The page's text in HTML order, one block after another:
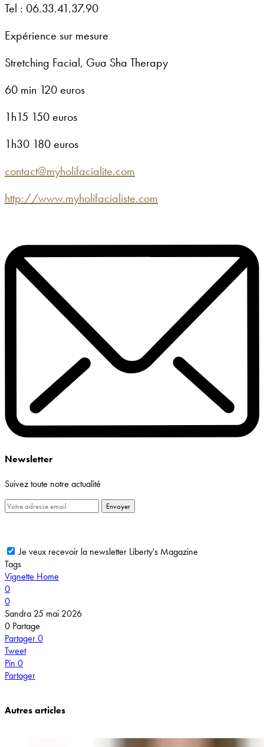
Tel : 06.33.41.37.90
Expérience sur mesure
Stretching Facial, Gua Sha Therapy
60 min 120 euros
1h15 150 euros
1h30 180 euros
contact@myholifacialite.com
http://www.myholifacialiste.com
Newsletter
Suivez toute notre actualité
Envoyer
Je veux recevoir la newsletter Liberty's Magazine
Tags
Vignette Home
0
0
Sandra 25 mai 2026
0 Partage
Partager0
Tweet
Pin 0
Partager
Autres articles